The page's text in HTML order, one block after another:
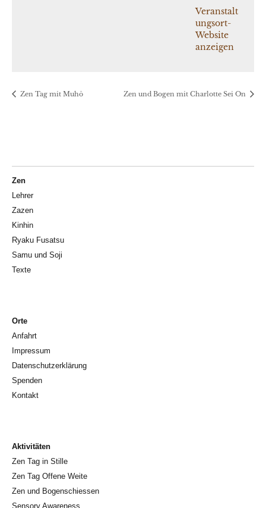
Veranstalt
ungsort-
Website
anzeigen
Zen Tag mit Muhō Zen und Bogen mit Charlotte Sei On
Zen
Lehrer
Zazen
Kinhin
Ryaku Fusatsu
Samu und Soji
Texte
Orte
Anfahrt
Impressum
Datenschutzerklärung
Spenden
Kontakt
Aktivitäten
Zen Tag in Stille
Zen Tag Offene Weite
Zen und Bogenschiessen
Sensory Awareness